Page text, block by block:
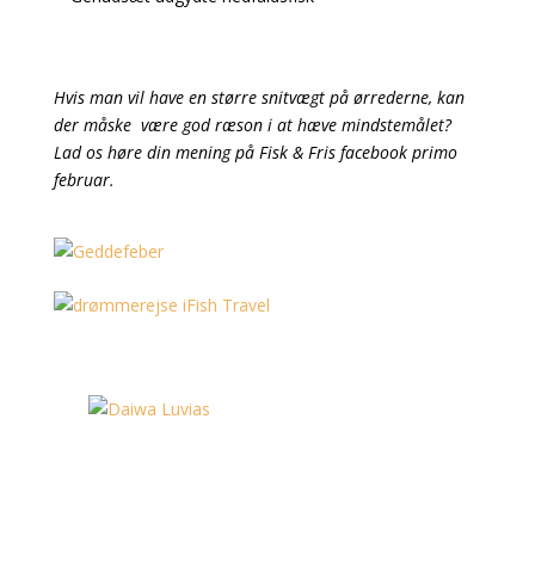
Hvis man vil have en større snitvægt på ørrederne, kan
der måske være god ræson i at hæve mindstemålet?
Lad os høre din mening på Fisk & Fris facebook primo
februar.